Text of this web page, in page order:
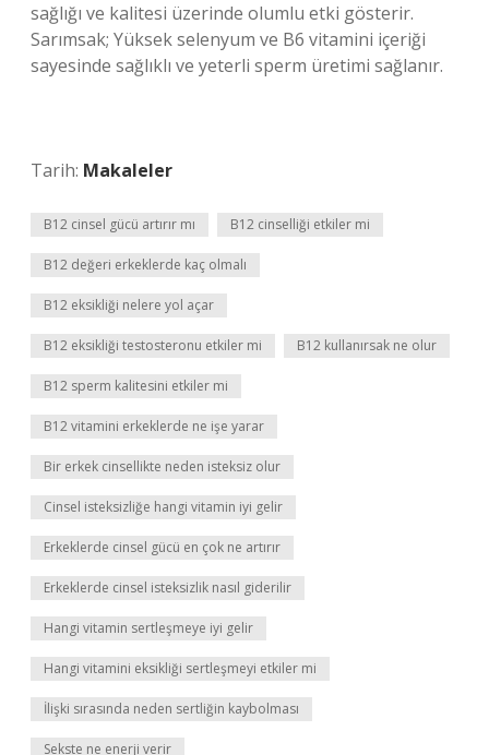
sağlığı ve kalitesi üzerinde olumlu etki gösterir.
Sarımsak; Yüksek selenyum ve B6 vitamini içeriği
sayesinde sağlıklı ve yeterli sperm üretimi sağlanır.
Tarih: Makaleler
B12 cinsel gücü artırır mı B12 cinselliği etkiler mi
B12 değeri erkeklerde kaç olmalı
B12 eksikliği nelere yol açar
B12 eksikliği testosteronu etkiler mi B12 kullanırsak ne olur
B12 sperm kalitesini etkiler mi
B12 vitamini erkeklerde ne işe yarar
Bir erkek cinsellikte neden isteksiz olur
Cinsel isteksizliğe hangi vitamin iyi gelir
Erkeklerde cinsel gücü en çok ne artırır
Erkeklerde cinsel isteksizlik nasıl giderilir
Hangi vitamin sertleşmeye iyi gelir
Hangi vitamini eksikliği sertleşmeyi etkiler mi
İlişki sırasında neden sertliğin kaybolması
Sekste ne enerji verir